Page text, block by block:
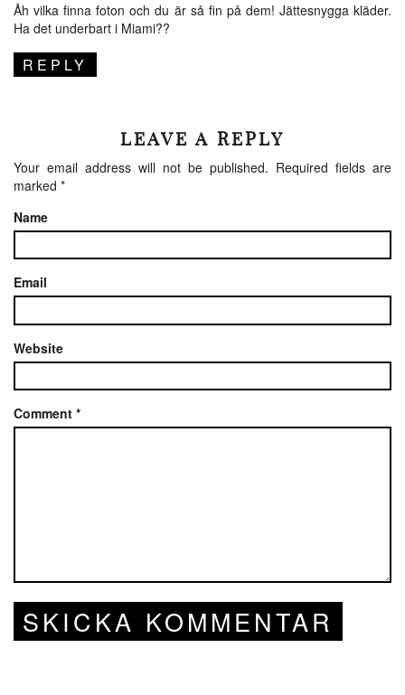
Åh vilka finna foton och du är så fin på dem! Jättesnygga kläder.
Ha det underbart i Miami??
REPLY
LEAVE A REPLY
Your email address will not be published. Required fields are
marked *
Name
Email
Website
Comment *
SKICKA KOMMENTAR